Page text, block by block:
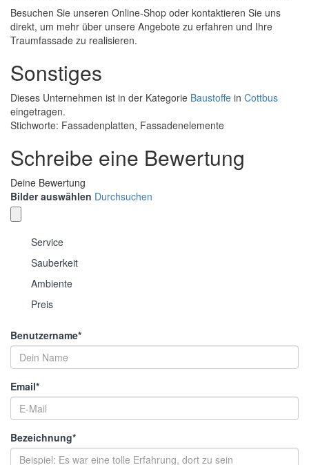
Besuchen Sie unseren Online-Shop oder kontaktieren Sie uns
direkt, um mehr über unsere Angebote zu erfahren und Ihre
Traumfassade zu realisieren.
Sonstiges
Dieses Unternehmen ist in der Kategorie Baustoffe in Cottbus
eingetragen.
Stichworte: Fassadenplatten, Fassadenelemente
Schreibe eine Bewertung
Deine Bewertung
Bilder auswählen Durchsuchen
Service
Sauberkeit
Ambiente
Preis
Benutzername*
Email*
Bezeichnung*